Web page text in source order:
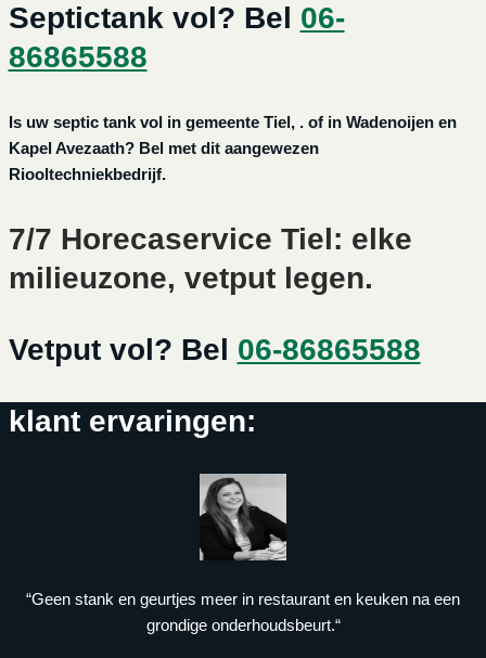
Septictank vol? Bel 06-
86865588
Is uw septic tank vol in gemeente Tiel, . of in Wadenoijen en
Kapel Avezaath? Bel met dit aangewezen
Riooltechniekbedrijf.
7/7 Horecaservice Tiel: elke
milieuzone, vetput legen.
Vetput vol? Bel 06-86865588
klant ervaringen:
“Geen stank en geurtjes meer in restaurant en keuken na een
grondige onderhoudsbeurt.“